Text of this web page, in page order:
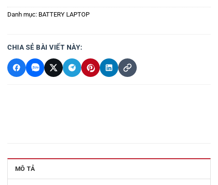
Danh mục: BATTERY LAPTOP
CHIA SẺ BÀI VIẾT NÀY:
MÔ TẢ